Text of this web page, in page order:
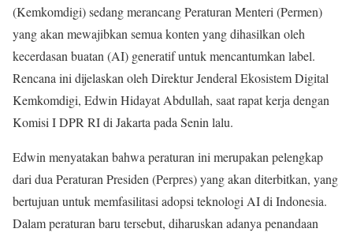
(Kemkomdigi) sedang merancang Peraturan Menteri (Permen)
yang akan mewajibkan semua konten yang dihasilkan oleh
kecerdasan buatan (AI) generatif untuk mencantumkan label.
Rencana ini dijelaskan oleh Direktur Jenderal Ekosistem Digital
Kemkomdigi, Edwin Hidayat Abdullah, saat rapat kerja dengan
Komisi I DPR RI di Jakarta pada Senin lalu.
Edwin menyatakan bahwa peraturan ini merupakan pelengkap
dari dua Peraturan Presiden (Perpres) yang akan diterbitkan, yang
bertujuan untuk memfasilitasi adopsi teknologi AI di Indonesia.
Dalam peraturan baru tersebut, diharuskan adanya penandaan